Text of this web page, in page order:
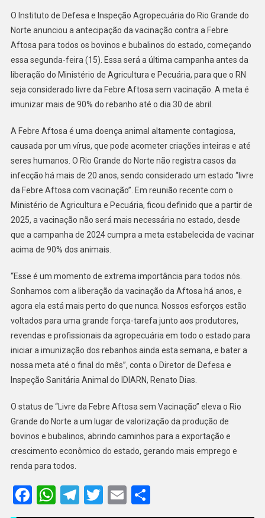
ANTECIPA
VACINAÇÃO
CONTRA
FEBRE
AFTOSA
O Instituto de Defesa e Inspeção Agropecuária do Rio Grande do
Norte anunciou a antecipação da vacinação contra a Febre
Aftosa para todos os bovinos e bubalinos do estado, começando
essa segunda-feira (15). Essa será a última campanha antes da
liberação do Ministério de Agricultura e Pecuária, para que o RN
seja considerado livre da Febre Aftosa sem vacinação. A meta é
imunizar mais de 90% do rebanho até o dia 30 de abril.
A Febre Aftosa é uma doença animal altamente contagiosa,
causada por um vírus, que pode acometer criações inteiras e até
seres humanos. O Rio Grande do Norte não registra casos da
infecção há mais de 20 anos, sendo considerado um estado “livre
da Febre Aftosa com vacinação”. Em reunião recente com o
Ministério de Agricultura e Pecuária, ficou definido que a partir de
2025, a vacinação não será mais necessária no estado, desde
que a campanha de 2024 cumpra a meta estabelecida de vacinar
acima de 90% dos animais.
“Esse é um momento de extrema importância para todos nós.
Sonhamos com a liberação da vacinação da Aftosa há anos, e
agora ela está mais perto do que nunca. Nossos esforços estão
voltados para uma grande força-tarefa junto aos produtores,
revendas e profissionais da agropecuária em todo o estado para
iniciar a imunização dos rebanhos ainda esta semana, e bater a
nossa meta até o final do mês”, conta o Diretor de Defesa e
Inspeção Sanitária Animal do IDIARN, Renato Dias.
O status de “Livre da Febre Aftosa sem Vacinação” eleva o Rio
Grande do Norte a um lugar de valorização da produção de
bovinos e bubalinos, abrindo caminhos para a exportação e
crescimento econômico do estado, gerando mais emprego e
renda para todos.
Facebook
WhatsApp
Telegram
Twitter
EmailShare